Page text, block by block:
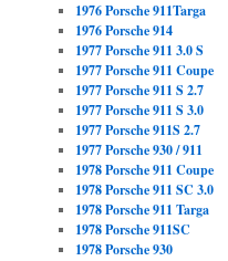
1976 Porsche 911Targa
1976 Porsche 914
1977 Porsche 911 3.0 S
1977 Porsche 911 Coupe
1977 Porsche 911 S 2.7
1977 Porsche 911 S 3.0
1977 Porsche 911S 2.7
1977 Porsche 930 / 911
1978 Porsche 911 Coupe
1978 Porsche 911 SC 3.0
1978 Porsche 911 Targa
1978 Porsche 911SC
1978 Porsche 930